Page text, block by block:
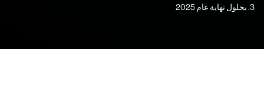
3. بحلول نهاية عام 2025